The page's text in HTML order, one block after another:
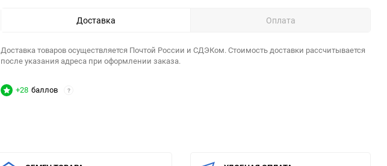
Доставка Оплата
Доставка товаров осуществляется Почтой России и СДЭКом. Стоимость доставки рассчитывается
после указания адреса при оформлении заказа.
+28 баллов ?